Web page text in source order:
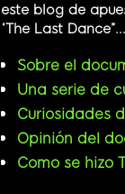
este blog de
“The Last Dance”...
Sobre el
Una serie de
Curiosidades
Opinión del
Como se hizo